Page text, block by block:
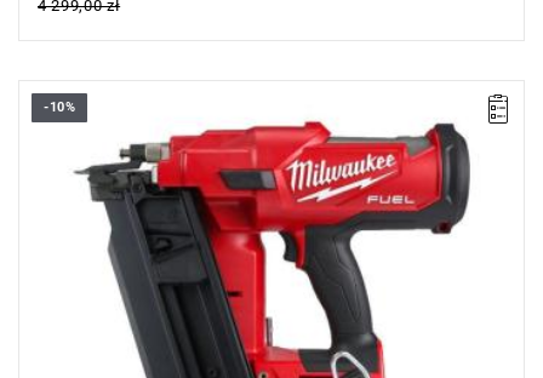
4 299,00 zł
Gwoździarka ramowa umożliwia wbijanie gwoździ w
rekordowym czasie 3 gwoździ/s, a dzięki kompaktowemu
rozmiarowi ułatwia dostęp do ciasnych miejsc i narożników.
-10%